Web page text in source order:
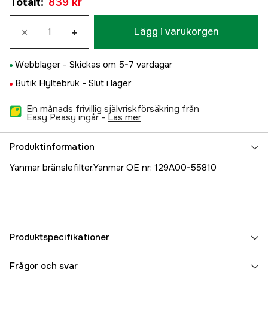
× + Lägg i varukorgen
Webblager - Skickas om 5-7 vardagar
Butik Hyltebruk - Slut i lager
En månads frivillig självriskförsäkring från
Easy Peasy ingår - läs mer
Produktinformation
Yanmar bränslefilter.Yanmar OE nr: 129A00-55810
Produktspecifikationer
Referensnummer 5000072331
Frågor och svar